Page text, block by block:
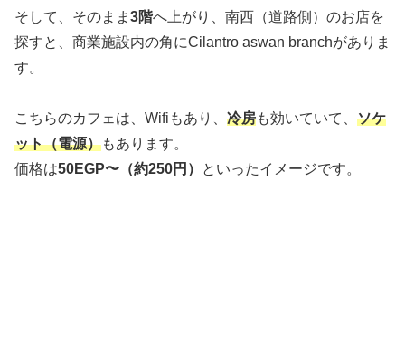
そして、そのまま 3階へ上がり、南西（道路側）のお店を
探すと、商業施設内の角にCilantro aswan branchがありま
す。
こちらのカフェは、Wifiもあり、 冷房も効いていて、 ソケ
ット（電源）もあります。
価格は50EGP〜（約250円） といったイメージです。